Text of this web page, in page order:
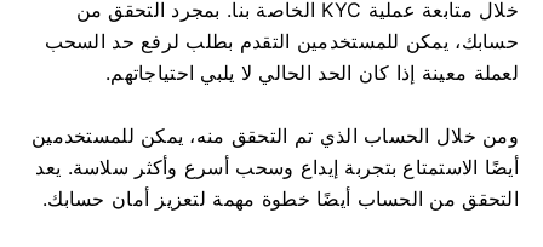
خلال متابعة عملية KYC الخاصة بنا.
بمجرد التحقق من
حسابك، يمكن للمستخدمين التقدم بطلب لرفع حد السحب
لعملة معينة إذا كان الحد الحالي لا يلبي احتياجاتهم.
ومن خلال الحساب الذي تم التحقق منه، يمكن للمستخدمين
أيضًا الاستمتاع بتجربة إيداع وسحب أسرع وأكثر سلاسة. يعد
التحقق من الحساب أيضًا خطوة مهمة لتعزيز أمان حسابك.